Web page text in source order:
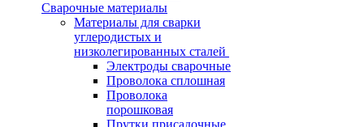
Сварочные материалы
Материалы для сварки
углеродистых и
низколегированных сталей
Электроды сварочные
Проволока сплошная
Проволока
порошковая
Прутки присадочные